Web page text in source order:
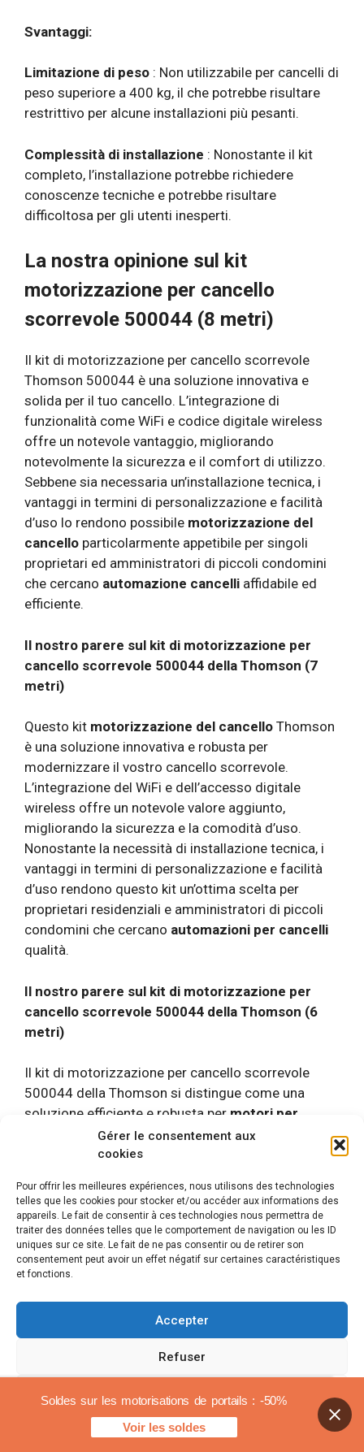
Gérer le consentement aux
cookies
Pour offrir les meilleures expériences, nous utilisons des technologies
telles que les cookies pour stocker et/ou accéder aux informations des
appareils. Le fait de consentir à ces technologies nous permettra de
traiter des données telles que le comportement de navigation ou les ID
uniques sur ce site. Le fait de ne pas consentir ou de retirer son
consentement peut avoir un effet négatif sur certaines caractéristiques
et fonctions.
Accepter
Refuser
Voir les préférences
Politica sui cookieAvvisi legali
Svantaggi:
Limitazione di peso : Non utilizzabile per cancelli di
peso superiore a 400 kg, il che potrebbe risultare
restrittivo per alcune installazioni più pesanti.
Complessità di installazione : Nonostante il kit
completo, l’installazione potrebbe richiedere
conoscenze tecniche e potrebbe risultare
difficoltosa per gli utenti inesperti.
La nostra opinione sul kit
motorizzazione per cancello
scorrevole 500044 (8 metri)
Il kit di motorizzazione per cancello scorrevole
Thomson 500044 è una soluzione innovativa e
solida per il tuo cancello. L’integrazione di
funzionalità come WiFi e codice digitale wireless
offre un notevole vantaggio, migliorando
notevolmente la sicurezza e il comfort di utilizzo.
Sebbene sia necessaria un’installazione tecnica, i
vantaggi in termini di personalizzazione e facilità
d’uso lo rendono possibile motorizzazione del
cancello particolarmente appetibile per singoli
proprietari ed amministratori di piccoli condomini
che cercano automazione cancelli affidabile ed
efficiente.
Il nostro parere sul kit di motorizzazione per
cancello scorrevole 500044 della Thomson (7
metri)
Questo kit motorizzazione del cancello Thomson
è una soluzione innovativa e robusta per
modernizzare il vostro cancello scorrevole.
L’integrazione del WiFi e dell’accesso digitale
wireless offre un notevole valore aggiunto,
migliorando la sicurezza e la comodità d’uso.
Nonostante la necessità di installazione tecnica, i
vantaggi in termini di personalizzazione e facilità
d’uso rendono questo kit un’ottima scelta per
proprietari residenziali e amministratori di piccoli
condomini che cercano automazioni per cancelli
qualità.
Il nostro parere sul kit di motorizzazione per
cancello scorrevole 500044 della Thomson (6
metri)
Il kit di motorizzazione per cancello scorrevole
500044 della Thomson si distingue come una
soluzione efficiente e robusta per motori per
. La sua possibilità di collegare fino a 35
telecomandi lo rende perfetto per i piccoli
durata, facilità d’uso e funzionalità di sicurezza
avanzate come il rilevamento degli ostacoli e
l’avvio graduale. L’integrazione del WiFi e della
tastiera wireless fornisce un notevole valore
aggiunto, migliorando la sicurezza e fornendo
necessità di installazione tecnica, questo kit è
un’ottima scelta per i proprietari residenziali e i
piccoli amministratori condominiali che cercano
automazioni per cancelliaffidabile e moderno.
Motorizzazione a braccio
Soldes sur les motorisations de portails : -50%
Voir les soldes